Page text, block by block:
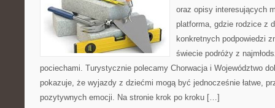
oraz opisy interesujących
platforma, gdzie rodzice z
konkretnych podpowiedzi
świecie podróży z
pociechami. Turystycznie polecamy Chorwacja i Województwo
pokazuje, że wyjazdy z dziećmi mogą być jednocześnie łatwe,
pozytywnych emocji. Na stronie krok po kroku […]